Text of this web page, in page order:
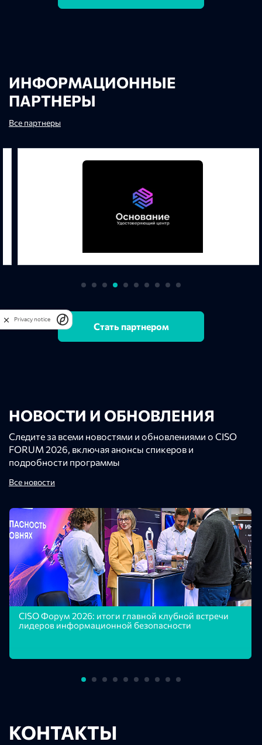
ИНФОРМАЦИОННЫЕ
ПАРТНЕРЫ
Все партнеры
Стать партнером
НОВОСТИ И ОБНОВЛЕНИЯ
Следите за всеми новостями и обновлениями о CISO
FORUM 2026, включая анонсы спикеров и
подробности программы
Все новости
CISO Форум 2026: итоги главной клубной встречи
лидеров информационной безопасности
КОНТАКТЫ
Privacy notice